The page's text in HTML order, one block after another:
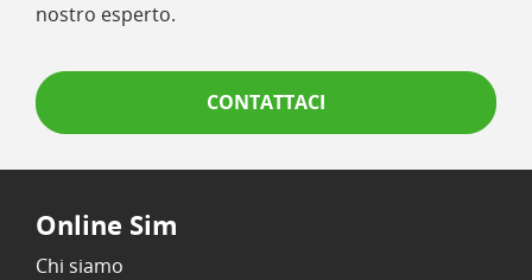
nostro esperto.
CONTATTACI
Online Sim
Chi siamo